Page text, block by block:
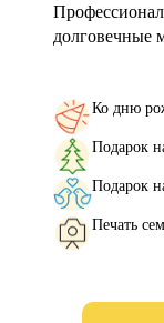
долговечные
Ко дню
Подарок
Подарок
Печать